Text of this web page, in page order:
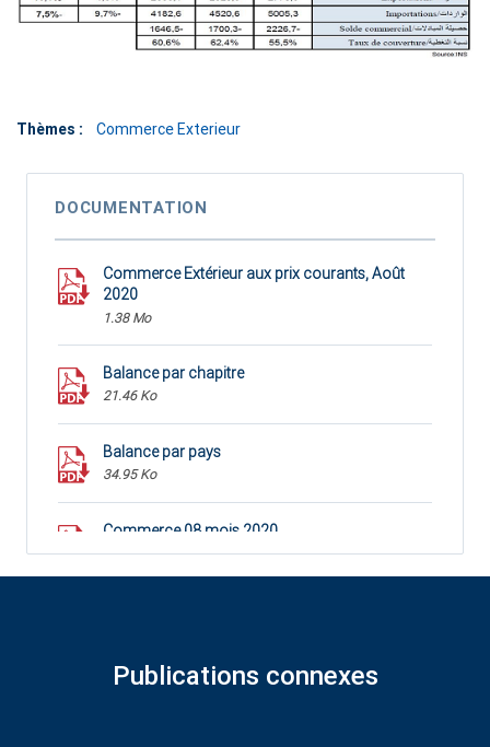
Thèmes : Commerce Exterieur
DOCUMENTATION
Commerce Extérieur aux prix courants, Août
2020
1.38 Mo
Balance par chapitre
21.46 Ko
Balance par pays
34.95 Ko
Commerce 08 mois 2020
85.61 Ko
Publications connexes